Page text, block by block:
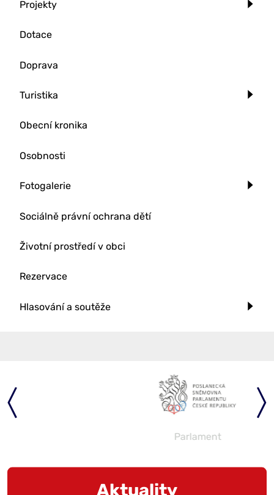
Projekty
Dotace
Doprava
Turistika
Obecní kronika
Osobnosti
Fotogalerie
Sociálně právní ochrana dětí
Životní prostředí v obci
Rezervace
Hlasování a soutěže
Aktuality